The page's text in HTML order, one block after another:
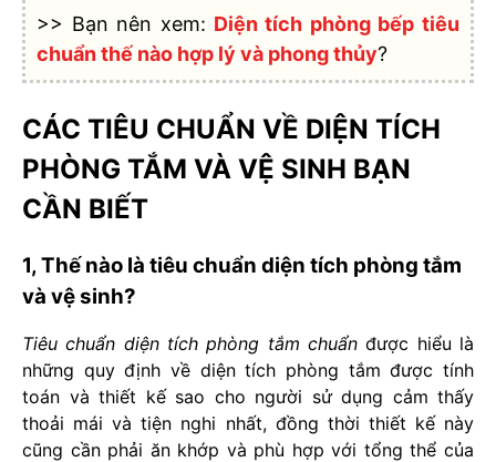
>> Bạn nên xem: Diện tích phòng bếp tiêu
chuẩn thế nào hợp lý và phong thủy?
CÁC TIÊU CHUẨN VỀ DIỆN TÍCH
PHÒNG TẮM VÀ VỆ SINH BẠN
CẦN BIẾT
1, Thế nào là tiêu chuẩn diện tích phòng tắm
và vệ sinh?
Tiêu chuẩn diện tích phòng tắm chuẩn được hiểu là
những quy định về diện tích phòng tắm được tính
toán và thiết kế sao cho người sử dụng cảm thấy
thoải mái và tiện nghi nhất, đồng thời thiết kế này
cũng cần phải ăn khớp và phù hợp với tổng thể của